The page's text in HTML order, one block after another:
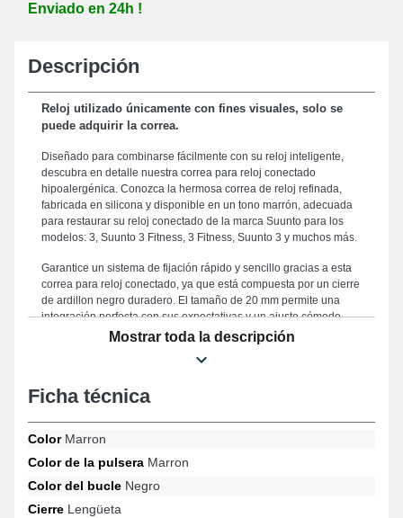
Enviado en 24h !
Descripción
Reloj utilizado únicamente con fines visuales, solo se
puede adquirir la correa.
Diseñado para combinarse fácilmente con su reloj inteligente,
descubra en detalle nuestra correa para reloj conectado
hipoalergénica. Conozca la hermosa correa de reloj refinada,
fabricada en silicona y disponible en un tono marrón, adecuada
para restaurar su reloj conectado de la marca Suunto para los
modelos: 3, Suunto 3 Fitness, 3 Fitness, Suunto 3 y muchos más.
Garantice un sistema de fijación rápido y sencillo gracias a esta
correa para reloj conectado, ya que está compuesta por un cierre
de ardillon negro duradero. El tamaño de 20 mm permite una
integración perfecta con sus expectativas y un ajuste cómodo.
Esta correa se destaca por su resistencia, constituyendo un
anticuado y mejorar la funcionalidad de su correa. Realzando la
se ajusta perfectamente a las necesidades de usuarios
la marca Suunto, esta correa ofrece un cierre de ardillon
excepcional y una experiencia de usuario sobresaliente.
Combinando ergonomía y amplia compatibilidad, esta correa
Suunto permite una conexión armoniosa con varias referencias
de manera fluida, garantizando al mismo tiempo un uso
Mostrar toda la descripción
Ficha técnica
ColorMarron
Color de la pulsera Marron
Color del bucle Negro
Cierre Lengüeta